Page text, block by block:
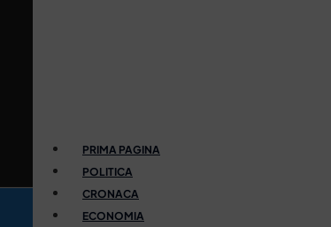
PRIMA PAGINA
POLITICA
CRONACA
ECONOMIA